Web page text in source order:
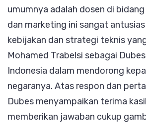
umumnya adalah dosen di
dan marketing ini sangat
kebijakan dan strategi teknis
Mohamed Trabelsi sebagai
Indonesia dalam mendorong
negaranya. Atas respon dan
Dubes menyampaikan terima
memberikan jawaban cukup